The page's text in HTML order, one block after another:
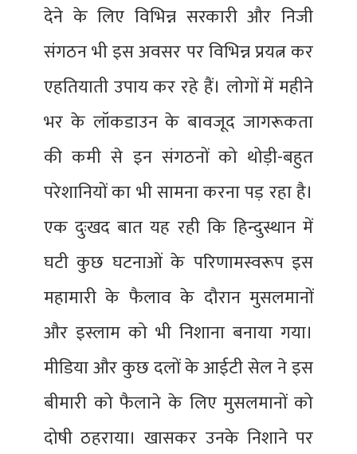
देने के लिए विभिन्न सरकारी और निजी
संगठन भी इस अवसर पर विभिन्न प्रयत्न कर
एहतियाती उपाय कर रहे हैं। लोगों में महीने
भर के लॉकडाउन के बावजूद जागरूकता
की कमी से इन संगठनों को थोड़ी-बहुत
परेशानियों का भी सामना करना पड़ रहा है।
एक दुःखद बात यह रही कि हिन्दुस्थान में
घटी कुछ घटनाओं के परिणामस्वरूप इस
महामारी के फैलाव के दौरान मुसलमानों
और इस्लाम को भी निशाना बनाया गया।
मीडिया और कुछ दलों के आईटी सेल ने इस
बीमारी को फैलाने के लिए मुसलमानों को
दोषी ठहराया। खासकर उनके निशाने पर